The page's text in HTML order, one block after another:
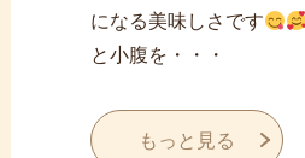
になる美味しさです
と小腹を・・・
もっと見る